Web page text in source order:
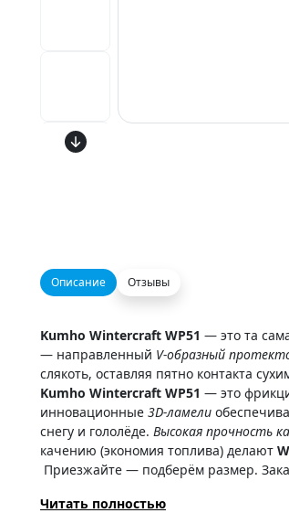
Описание Отзывы
Kumho Wintercraft WP51 — это та
— направленный V-образный
слякоть, оставляя пятно контакта
Kumho Wintercraft WP51 — это
инновационные 3D-ламели
снегу и гололёде. Высокая прочность
качению (экономия топлива) делают
Приезжайте — подберём размер.
Читать полностью